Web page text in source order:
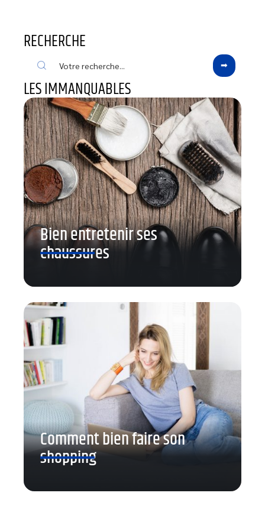
RECHERCHE
LES IMMANQUABLES
Bien entretenir ses
chaussures
Comment bien faire son
shopping